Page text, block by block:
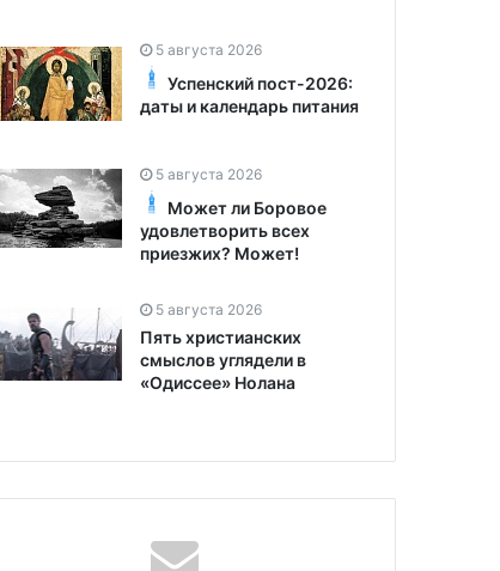
5 августа 2026
Успенский пост-2026:
даты и календарь питания
5 августа 2026
Может ли Боровое
удовлетворить всех
приезжих? Может!
5 августа 2026
Пять христианских
смыслов углядели в
«Одиссее» Нолана